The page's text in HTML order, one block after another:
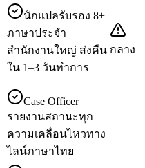
นักแปลรับรอง 8+
ภาษาประจำ
สำนักงานใหญ่ ส่งคืน
ใน 1–3 วันทำการ
กลาง
Case Officer
รายงานสถานะทุก
ความเคลื่อนไหวทาง
ไลน์ภาษาไทย